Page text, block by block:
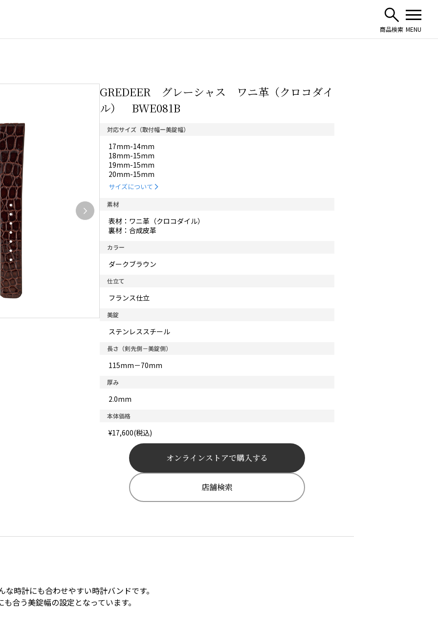
GREDEER グレーシャス ワニ革（クロコダイ
ル） BWE081B
対応サイズ（取付幅ー美錠幅）
17mm-14mm
18mm-15mm
19mm-15mm
20mm-15mm
サイズについて
素材
表材：ワニ革（クロコダイル）
裏材：合成皮革
カラー
ダークブラウン
仕立て
フランス仕立
美錠
ステンレススチール
長さ（剣先側－美錠側）
115mm－70mm
厚み
2.0mm
本体価格
¥17,600(税込)
オンラインストアで購入する
店舗検索
時計にも合わせやすい時計バンドです。
合う美錠幅の設定となっています。